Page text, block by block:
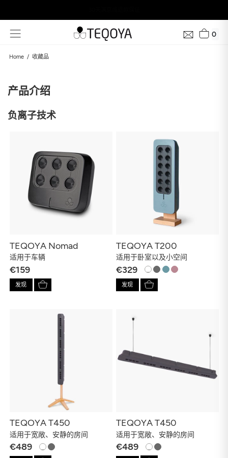
0
Home 收藏品
产品介绍
负离子技术
TEQOYA Nomad
适用于车辆
€159
发现
TEQOYA T200
适用于卧室以及小空间
€329
发现
TEQOYA T450
适用于宽敞、安静的房间
€489
TEQOYA T450
适用于宽敞、安静的房间
€489